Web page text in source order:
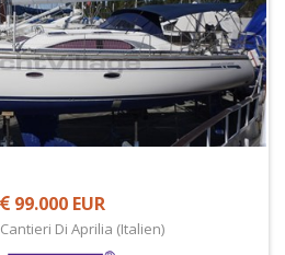
99.000 EUR
Cantieri Di Aprilia (Italien)